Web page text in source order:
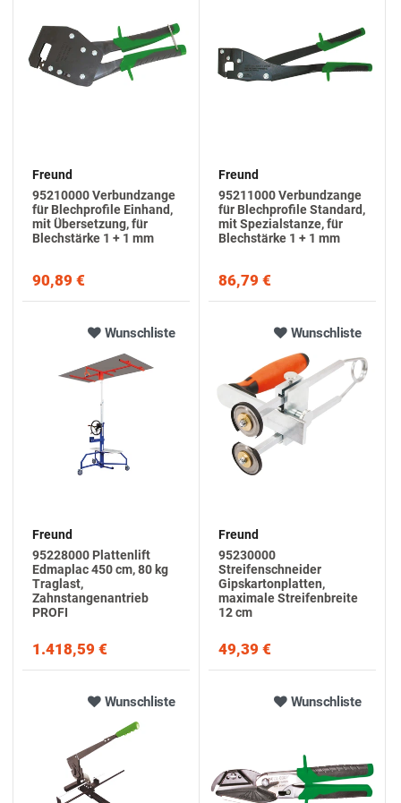
Freund
95210000 Verbundzange
für Blechprofile Einhand,
mit Übersetzung, für
Blechstärke 1 + 1 mm
90,89 €
Freund
95211000 Verbundzange
für Blechprofile Standard,
mit Spezialstanze, für
Blechstärke 1 + 1 mm
86,79 €
Wunschliste
Freund
95228000 Plattenlift
Edmaplac 450 cm, 80 kg
Traglast,
Zahnstangenantrieb
PROFI
1.418,59 €
Wunschliste
Freund
95230000
Streifenschneider
Gipskartonplatten,
maximale Streifenbreite
12 cm
49,39 €
Wunschliste Wunschliste